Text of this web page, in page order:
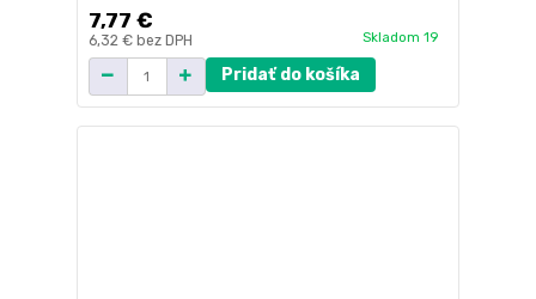
7,77 €
6,32 € bez DPH Skladom 19
Pridať do košíka